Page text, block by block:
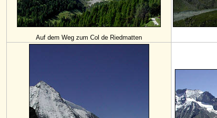
Auf dem Weg zum Col de Riedmatten